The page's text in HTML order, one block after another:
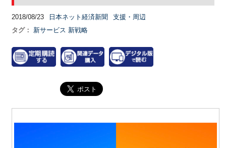
2018/08/23 日本ネット経済新聞
支援・周辺
タグ：
新サービス 新戦略